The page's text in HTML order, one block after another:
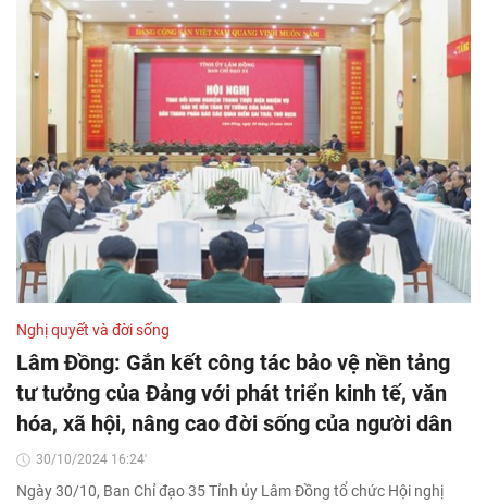
Nghị quyết và đời sống
Lâm Đồng: Gắn kết công tác bảo vệ nền tảng
tư tưởng của Đảng với phát triển kinh tế, văn
hóa, xã hội, nâng cao đời sống của người dân
30/10/2024 16:24'
Ngày 30/10, Ban Chỉ đạo 35 Tỉnh ủy Lâm Đồng tổ chức Hội nghị